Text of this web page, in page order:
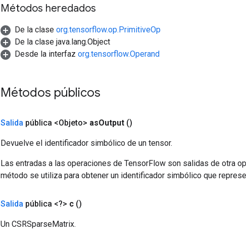
Métodos heredados
De la clase org.tensorflow.op.PrimitiveOp
De la clase java.lang.Object
Desde la interfaz org.tensorflow.Operand
Métodos públicos
Salida pública <Objeto> asOutput ()
Devuelve el identificador simbólico de un tensor.
Las entradas a las operaciones de TensorFlow son salidas de otra
método se utiliza para obtener un identificador simbólico que
Salida pública <?> c ()
Un CSRSparseMatrix.